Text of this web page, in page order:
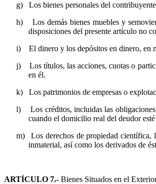
g)
Los bienes personales del
h)
Los demás bienes muebles y
disposiciones del presente artículo no
i)
El dinero y los depósitos en dinero, en
j)
Los títulos, las acciones, cuotas o
en él.
k)
Los patrimonios de empresas o
l)
Los créditos, incluidas las
cuando el domicilio real del deudor
m)
Los derechos de propiedad científica,
inmaterial, así como los derivados de
ARTÍCULO 7.- Bienes Situados en el